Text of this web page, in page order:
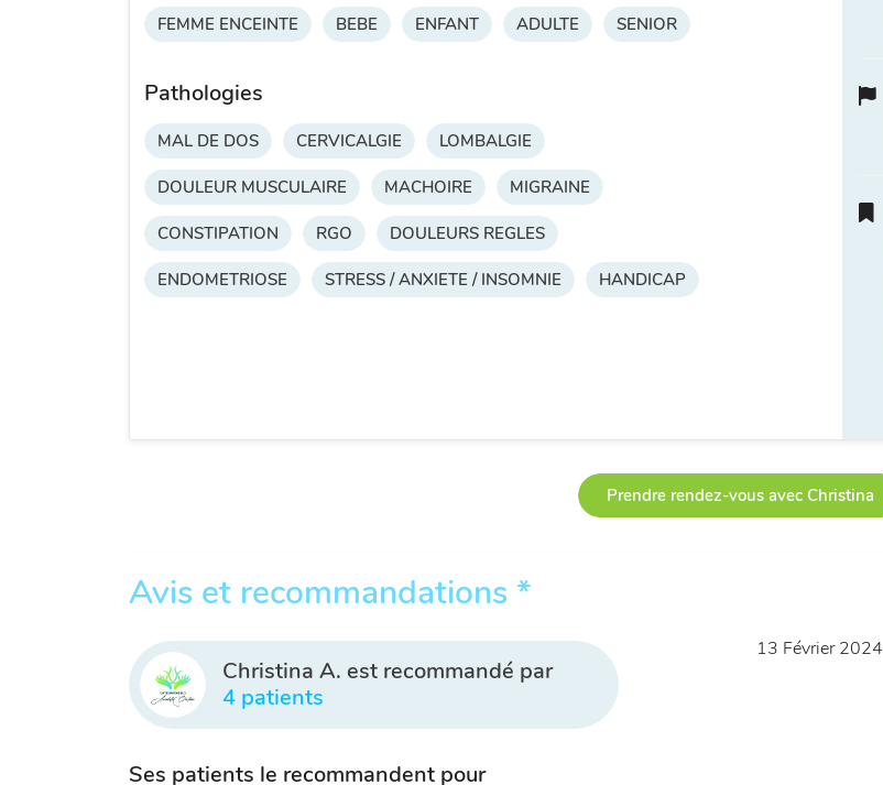
FEMME ENCEINTE BEBE ENFANT ADULTE SENIOR
Pathologies
MAL DE DOS CERVICALGIE LOMBALGIE
DOULEUR MUSCULAIRE MACHOIRE MIGRAINE
CONSTIPATION RGO DOULEURS REGLES
ENDOMETRIOSE STRESS / ANXIETE / INSOMNIE HANDICAP
Prendre rendez-vous avec Christina
Avis et recommandations *
Christina A. est recommandé par
4 patients
Ses patients le recommandent pour
13 Février 2024